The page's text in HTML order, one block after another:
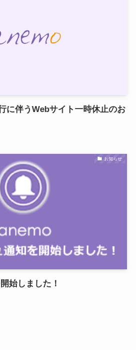
に伴うWebサイト一時休止のお
お知らせ
始しました！